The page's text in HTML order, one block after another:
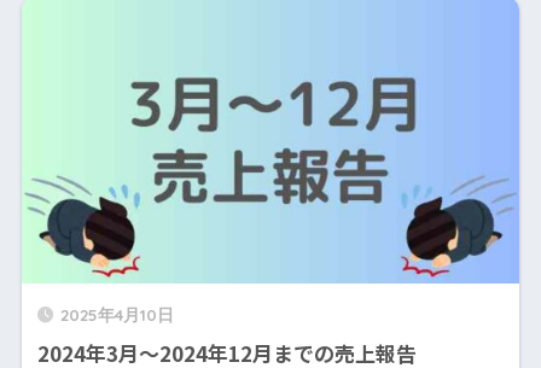
2025年4月10日
2024年3月～2024年12月までの売上報告